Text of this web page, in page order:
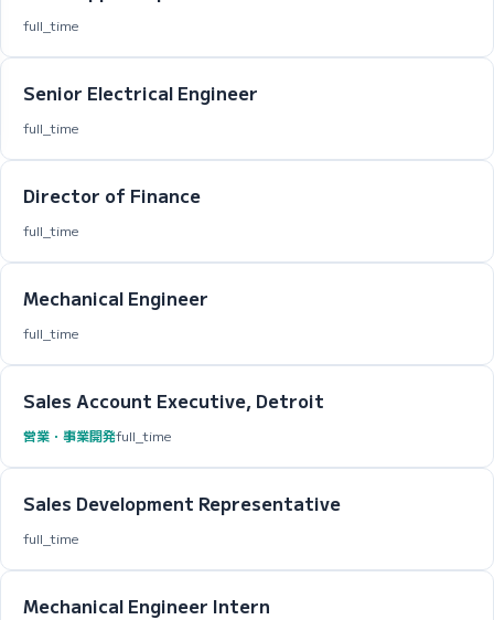
full_time
Senior Electrical Engineer
full_time
Director of Finance
full_time
Mechanical Engineer
full_time
Sales Account Executive, Detroit
営業・事業開発full_time
Sales Development Representative
full_time
Mechanical Engineer Intern